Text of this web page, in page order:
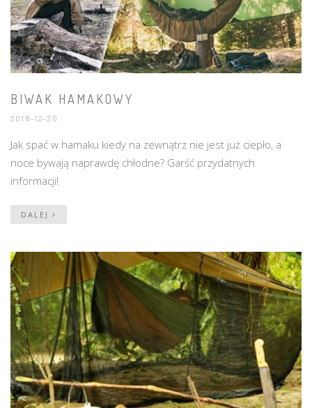
BIWAK HAMAKOWY
2018-12-20
Jak spać w hamaku kiedy na zewnątrz nie jest już ciepło, a
noce bywają naprawdę chłodne? Garść przydatnych
informacji!
DALEJ